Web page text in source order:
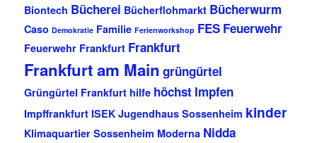
Biontech Bücherei Bücherflohmarkt Bücherwurm
Caso Demokratie Familie Ferienworkshop FES Feuerwehr
Feuerwehr Frankfurt Frankfurt
Frankfurt am Main grüngürtel
Grüngürtel Frankfurt hilfe höchst Impfen
Impffrankfurt ISEK Jugendhaus Sossenheim kinder
Klimaquartier Sossenheim Moderna Nidda